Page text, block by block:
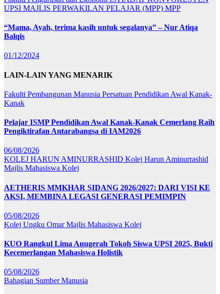
UPSI MAJLIS PERWAKILAN PELAJAR (MPP) MPP
“Mama, Ayah, terima kasih untuk segalanya” – Nur Atiqa
Balqis
01/12/2024
LAIN-LAIN YANG MENARIK
Fakulti Pembangunan Manusia Persatuan Pendidikan Awal Kanak-
Kanak
Pelajar ISMP Pendidikan Awal Kanak-Kanak Cemerlang Raih
Pengiktirafan Antarabangsa di IAM2026
06/08/2026
KOLEJ HARUN AMINURRASHID Kolej Harun Aminurrashid
Majlis Mahasiswa Kolej
AETHERIS MMKHAR SIDANG 2026/2027: DARI VISI KE
AKSI, MEMBINA LEGASI GENERASI PEMIMPIN
05/08/2026
Kolej Ungku OmarMajlis Mahasiswa Kolej
KUO Rangkul Lima Anugerah Tokoh Siswa UPSI 2025, Bukti
Kecemerlangan Mahasiswa Holistik
05/08/2026
Bahagian Sumber Manusia